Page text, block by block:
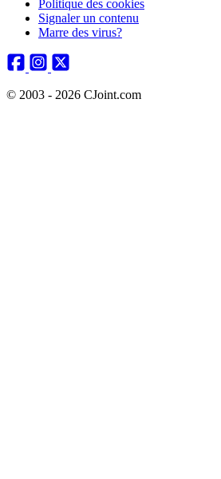
Politique des cookies
Signaler un contenu
Marre des virus?
© 2003 - 2026 CJoint.com